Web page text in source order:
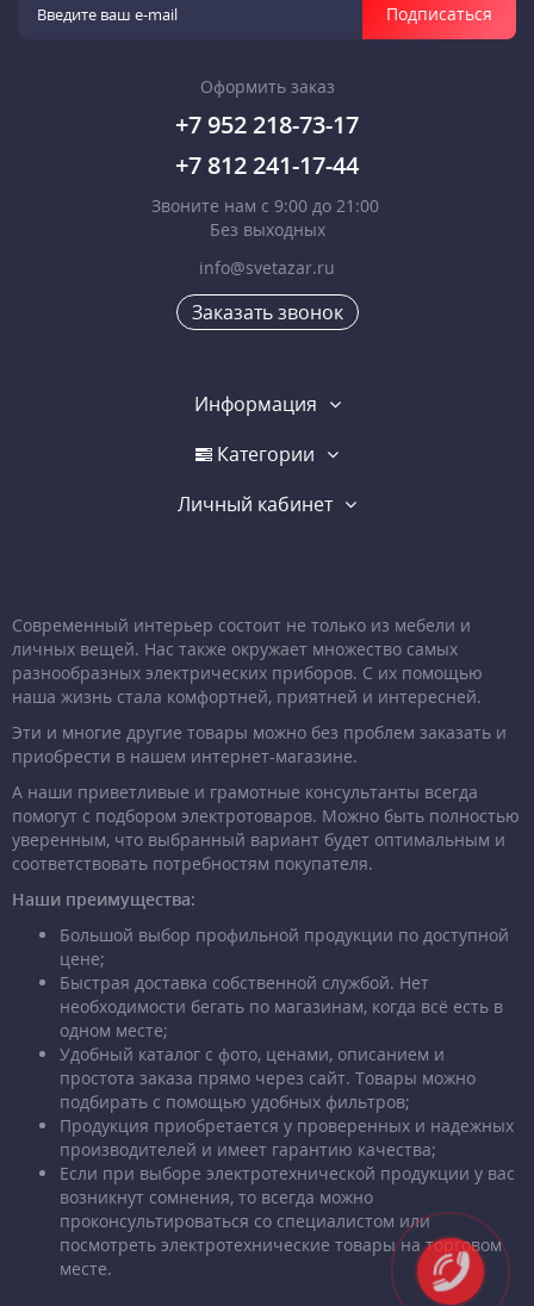
Подписаться
Оформить заказ
+7 952 218-73-17
+7 812 241-17-44
Звоните нам с 9:00 до 21:00
Без выходных
info@svetazar.ru
Заказать звонок
Информация
Категории
Личный кабинет
Современный интерьер состоит не только из мебели и
личных вещей. Нас также окружает множество самых
разнообразных электрических приборов. С их помощью
наша жизнь стала комфортней, приятней и интересней.
Эти и многие другие товары можно без проблем заказать и
приобрести в нашем интернет-магазине.
А наши приветливые и грамотные консультанты всегда
помогут с подбором электротоваров. Можно быть полностью
уверенным, что выбранный вариант будет оптимальным и
соответствовать потребностям покупателя.
Наши преимущества:
Большой выбор профильной продукции по доступной
цене;
Быстрая доставка собственной службой. Нет
необходимости бегать по магазинам, когда всё есть в
одном месте;
Удобный каталог с фото, ценами, описанием и
простота заказа прямо через сайт. Товары можно
подбирать с помощью удобных фильтров;
Продукция приобретается у проверенных и надежных
производителей и имеет гарантию качества;
Если при выборе электротехнической продукции у вас
возникнут сомнения, то всегда можно
проконсультироваться со специалистом или
посмотреть электротехнические товары на торговом
месте.